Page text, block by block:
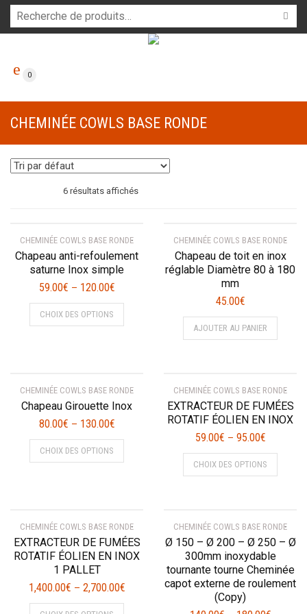
0
CHEMINÉE COWLS BASE RONDE
6 résultats affichés
CHEMINÉE COWLS BASE RONDE
Chapeau anti-refoulement
saturne Inox simple
59.00€ – 120.00€
CHOIX DES OPTIONS
Ce
sur
produit
CHEMINÉE COWLS BASE RONDE
Chapeau de toit en inox
réglable Diamètre 80 à 180
mm
45.00€
AJOUTER AU PANIER
CHEMINÉE COWLS BASE RONDE
Chapeau Girouette Inox
80.00€ – 130.00€
CHOIX DES OPTIONS
Ce
options
peuvent
choisies
CHEMINÉE COWLS BASE RONDE
EXTRACTEUR DE FUMÉES
ROTATIF ÉOLIEN EN INOX
59.00€ – 95.00€
CHOIX DES OPTIONS
Ce
Les
options
peuvent
être
CHEMINÉE COWLS BASE RONDE
EXTRACTEUR DE FUMÉES
ROTATIF ÉOLIEN EN INOX
1 PALLET
1,400.00€ – 2,700.00€
Ce
CHEMINÉE COWLS BASE RONDE
Ø 150 – Ø 200 – Ø 250 – Ø
300mm inoxydable
tournante tourne Cheminée
capot externe de roulement
(Copy)